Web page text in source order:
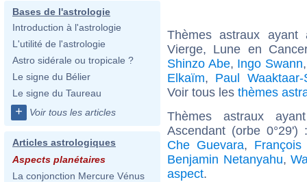
Bases de l'astrologie
Introduction à l'astrologie
L'utilité de l'astrologie
Astro sidérale ou tropicale ?
Le signe du Bélier
Le signe du Taureau
+ Voir tous les articles
Articles astrologiques
Aspects planétaires
La conjonction Mercure Vénus
Thèmes astraux
Vierge, Lune en
Shinzo Abe, Ingo Swann
Elkaïm, Paul Waaktaar-
Voir tous les thèmes
Thèmes astraux
Ascendant (orbe
Che Guevara, François
Benjamin Netanyahu,
aspect.